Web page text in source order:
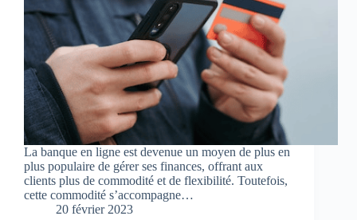
La banque en ligne est devenue un moyen de plus en
plus populaire de gérer ses finances, offrant aux
clients plus de commodité et de flexibilité. Toutefois,
cette commodité s’accompagne…
20 février 2023